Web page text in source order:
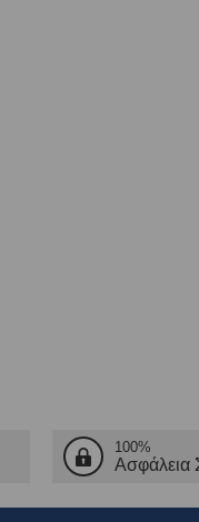
100%
Ασφάλεια